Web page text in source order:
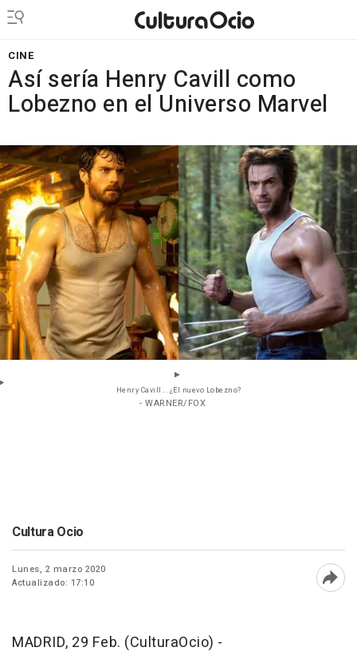
CINE
Así sería Henry Cavill como
Lobezno en el Universo Marvel
Henry Cavill... ¿El nuevo Lobezno?
- WARNER/FOX
Cultura Ocio
Lunes, 2 marzo 2020
Actualizado: 17:10
MADRID, 29 Feb. (CulturaOcio) -